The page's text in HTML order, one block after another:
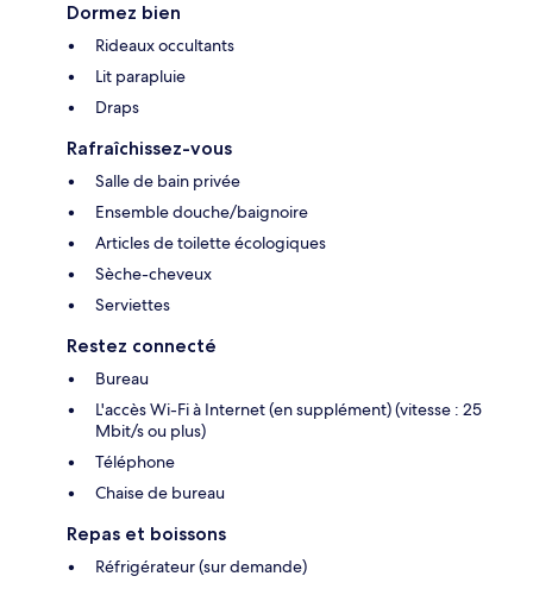
Dormez bien
Rideaux occultants
Lit parapluie
Draps
Rafraîchissez-vous
Salle de bain privée
Ensemble douche/baignoire
Articles de toilette écologiques
Sèche-cheveux
Serviettes
Restez connecté
Bureau
L'accès Wi-Fi à Internet (en supplément) (vitesse : 25
Mbit/s ou plus)
Téléphone
Chaise de bureau
Repas et boissons
Réfrigérateur (sur demande)